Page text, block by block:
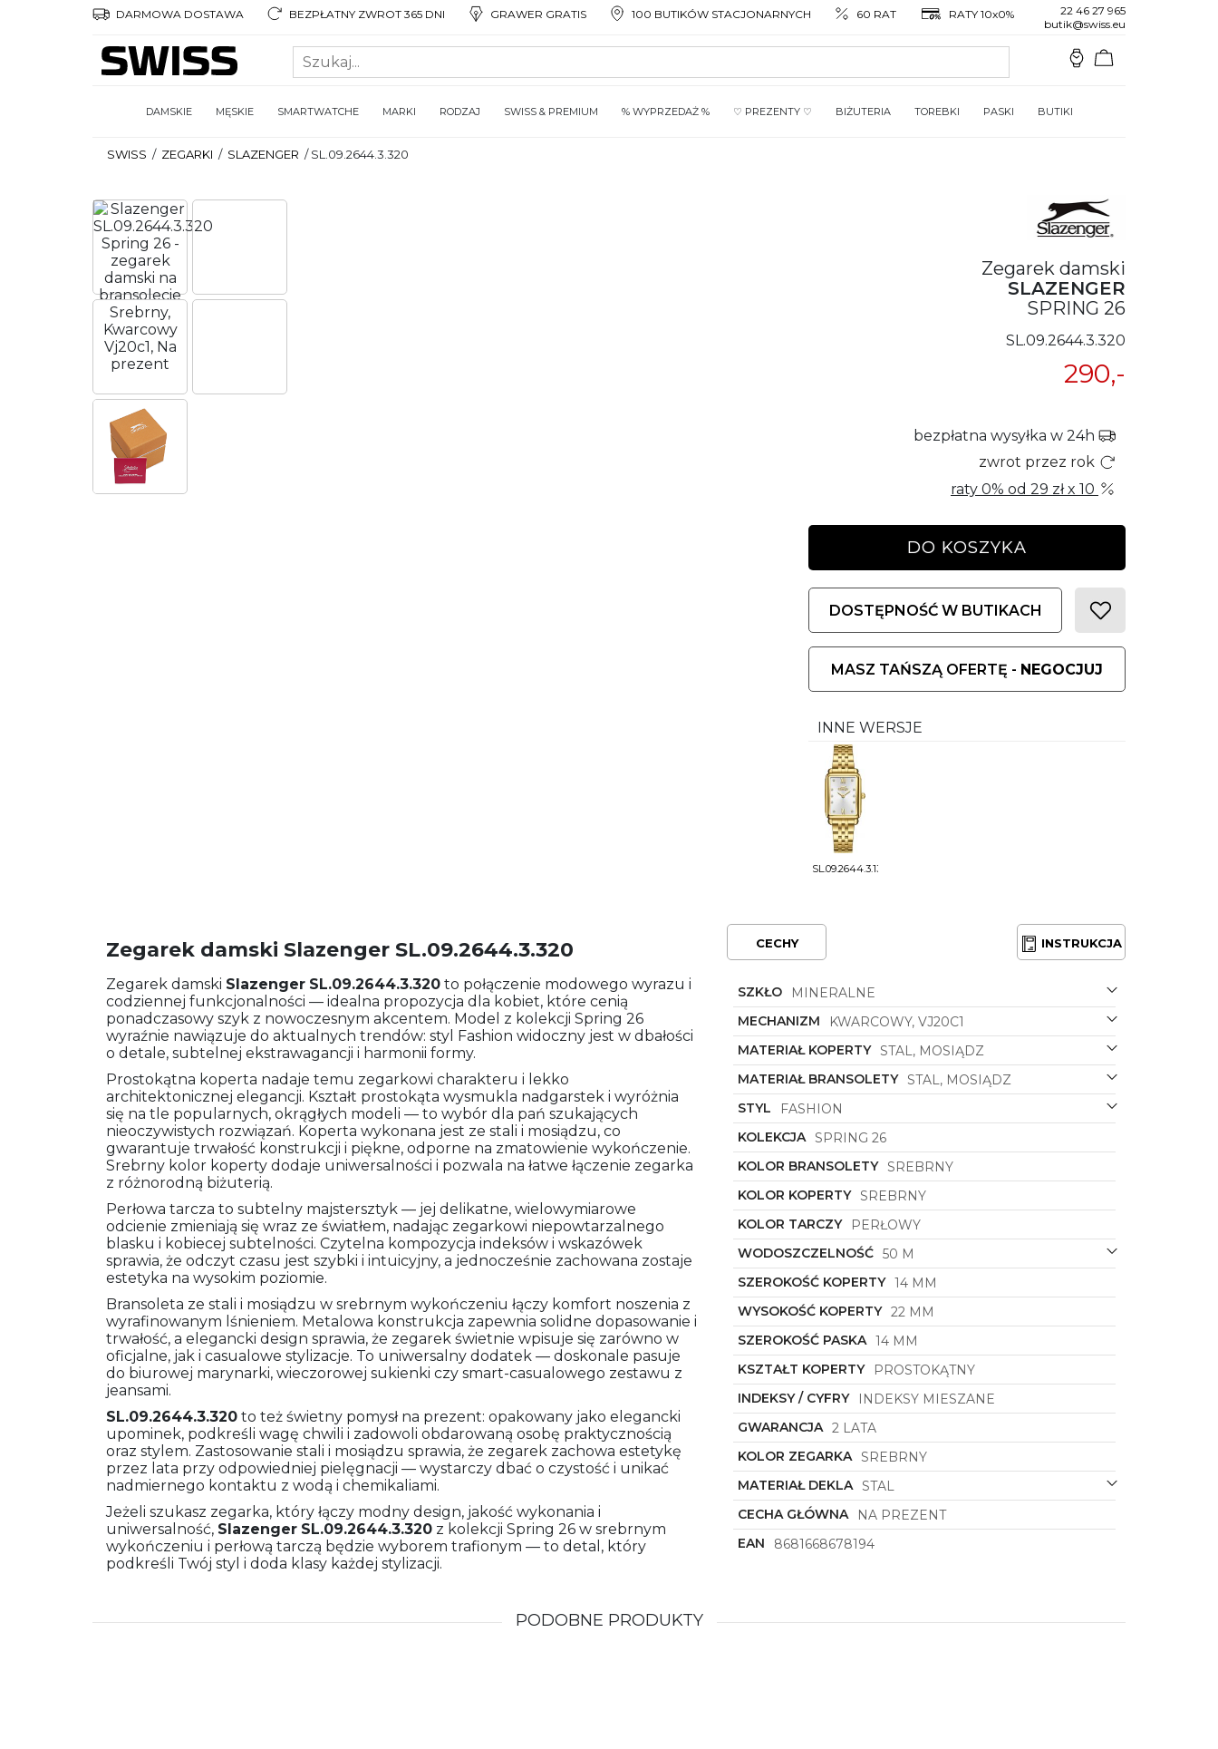
DARMOWA DOSTAWA BEZPŁATNY ZWROT 365 DNI GRAWER GRATIS 100 BUTIKÓW STACJONARNYCH 60 RAT RATY 10x0%
22 46 27 965
butik@swiss.eu
DAMSKIE MĘSKIE SMARTWATCHE MARKI RODZAJ SWISS & PREMIUM % WYPRZEDAŻ % ♡ PREZENTY ♡ BIŻUTERIA TOREBKI PASKI BUTIKI
SWISS / ZEGARKI / SLAZENGER /SL.09.2644.3.320
Zegarek damski
SLAZENGER
SPRING 26
SL.09.2644.3.320
290,-
bezpłatna wysyłka w 24h
zwrot przez rok
raty 0% od 29 złx 10
DO KOSZYKA
DOSTĘPNOŚĆ W BUTIKACH
MASZ TAŃSZĄ OFERTĘ - NEGOCJUJ
INNE WERSJE
SL.09.2644.3.130
Zegarek damski Slazenger SL.09.2644.3.320
Zegarek damski Slazenger SL.09.2644.3.320 to połączenie modowego wyrazu i
codziennej funkcjonalności — idealna propozycja dla kobiet, które cenią
ponadczasowy szyk z nowoczesnym akcentem. Model z kolekcji Spring 26
wyraźnie nawiązuje do aktualnych trendów: styl Fashion widoczny jest w dbałości
o detale, subtelnej ekstrawagancji i harmonii formy.
Prostokątna koperta nadaje temu zegarkowi charakteru i lekko
architektonicznej elegancji. Kształt prostokąta wysmukla nadgarstek i wyróżnia
się na tle popularnych, okrągłych modeli — to wybór dla pań szukających
nieoczywistych rozwiązań. Koperta wykonana jest ze stali i mosiądzu, co
gwarantuje trwałość konstrukcji i piękne, odporne na zmatowienie wykończenie.
Srebrny kolor koperty dodaje uniwersalności i pozwala na łatwe łączenie zegarka
z różnorodną biżuterią.
Perłowa tarcza to subtelny majstersztyk — jej delikatne, wielowymiarowe
odcienie zmieniają się wraz ze światłem, nadając zegarkowi niepowtarzalnego
blasku i kobiecej subtelności. Czytelna kompozycja indeksów i wskazówek
sprawia, że odczyt czasu jest szybki i intuicyjny, a jednocześnie zachowana zostaje
estetyka na wysokim poziomie.
Bransoleta ze stali i mosiądzu w srebrnym wykończeniu łączy komfort noszenia z
wyrafinowanym lśnieniem. Metalowa konstrukcja zapewnia solidne dopasowanie i
trwałość, a elegancki design sprawia, że zegarek świetnie wpisuje się zarówno w
oficjalne, jak i casualowe stylizacje. To uniwersalny dodatek — doskonale pasuje
do biurowej marynarki, wieczorowej sukienki czy smart-casualowego zestawu z
jeansami.
SL.09.2644.3.320 to też świetny pomysł na prezent: opakowany jako elegancki
upominek, podkreśli wagę chwili i zadowoli obdarowaną osobę praktycznością
oraz stylem. Zastosowanie stali i mosiądzu sprawia, że zegarek zachowa estetykę
przez lata przy odpowiedniej pielęgnacji — wystarczy dbać o czystość i unikać
nadmiernego kontaktu z wodą i chemikaliami.
Jeżeli szukasz zegarka, który łączy modny design, jakość wykonania i
uniwersalność, Slazenger SL.09.2644.3.320 z kolekcji Spring 26 w srebrnym
wykończeniu i perłową tarczą będzie wyborem trafionym — to detal, który
podkreśli Twój styl i doda klasy każdej stylizacji.
CECHY INSTRUKCJA
SZKŁO
MINERALNE
MECHANIZM
KWARCOWY, VJ20C1
MATERIAŁ KOPERTY STAL, MOSIĄDZ
MATERIAŁ BRANSOLETY STAL, MOSIĄDZ
STYL
FASHION
KOLEKCJA SPRING 26
KOLOR BRANSOLETY SREBRNY
KOLOR KOPERTY SREBRNY
KOLOR TARCZY
PERŁOWY
WODOSZCZELNOŚĆ 50 M
SZEROKOŚĆ KOPERTY 14 MM
WYSOKOŚĆ KOPERTY 22 MM
SZEROKOŚĆ PASKA 14 MM
KSZTAŁT KOPERTY
PROSTOKĄTNY
INDEKSY / CYFRY
INDEKSY MIESZANE
GWARANCJA 2 LATA
KOLOR ZEGARKA SREBRNY
MATERIAŁ DEKLA STAL
CECHA GŁÓWNA
NA PREZENT
EAN
8681668678194
PODOBNE PRODUKTY